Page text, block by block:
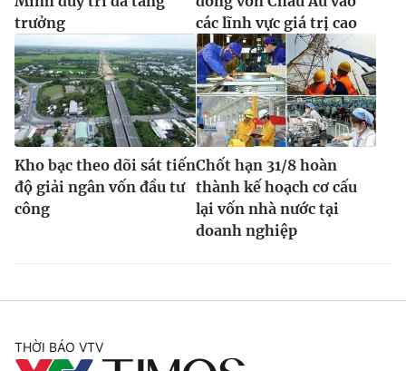
trưởng
các lĩnh vực giá trị cao
Kho bạc theo dõi sát tiến
độ giải ngân vốn đầu tư
công
Chốt hạn 31/8 hoàn
thành kế hoạch cơ cấu
lại vốn nhà nước tại
doanh nghiệp
THỜI BÁO VTV